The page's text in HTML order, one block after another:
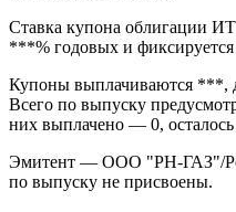
Ставка купона облигации
***% годовых и
Купоны выплачиваются ***,
Всего по выпуску
них выплачено — 0,
Эмитент — ООО "РН-ГАЗ"/
по выпуску не присвоены.